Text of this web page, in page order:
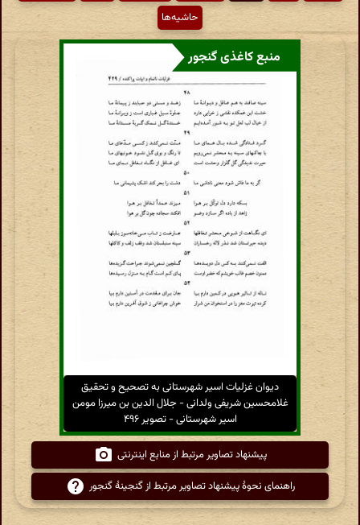
حاشیه‌ها
منبع کاغذی گنجور
دیوان غزلیات اسیر شهرستانی به تصحیح و تحقیق
غلامحسین شریفی ولدانی - جلال الدین بن میرزا مومن
اسیر شهرستانی - تصویر ۴۹۶
پیشنهاد تصاویر مرتبط از منابع اینترنتی
راهنمای نحوهٔ پیشنهاد تصاویر مرتبط از گنجینهٔ گنجور